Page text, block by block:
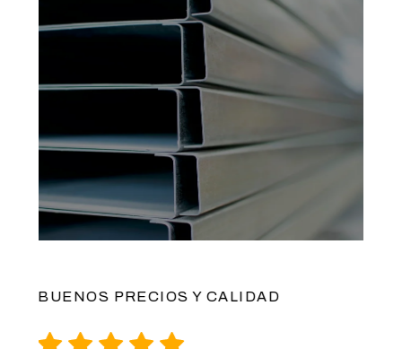
BUENOS PRECIOS Y CALIDAD